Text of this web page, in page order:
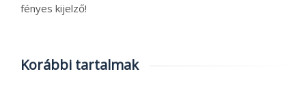
fényes kijelző!
Korábbi tartalmak